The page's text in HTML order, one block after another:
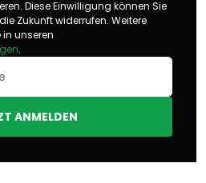
Diese Einwilligung können Sie
Zukunft widerrufen. Weitere
unseren
.
ANMELDEN